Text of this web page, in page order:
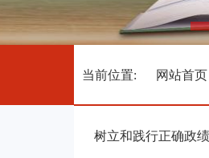
当前位置: 网站首页
树立和践行正确政